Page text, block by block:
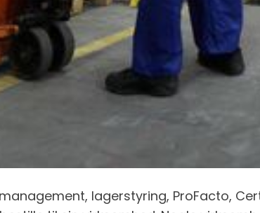
lagerstyring, ProFacto,